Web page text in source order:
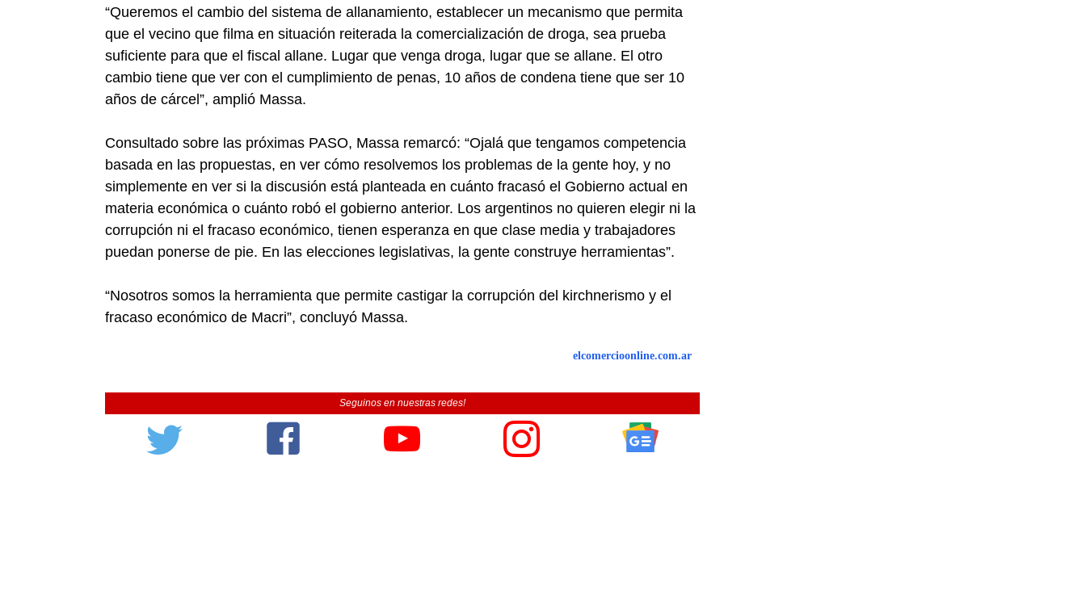
“Queremos el cambio del sistema de allanamiento, establecer un mecanismo que permita
que el vecino que filma en situación reiterada la comercialización de droga, sea prueba
suficiente para que el fiscal allane. Lugar que venga droga, lugar que se allane. El otro
cambio tiene que ver con el cumplimiento de penas, 10 años de condena tiene que ser 10
años de cárcel”, amplió Massa.
Consultado sobre las próximas PASO, Massa remarcó: “Ojalá que tengamos competencia
basada en las propuestas, en ver cómo resolvemos los problemas de la gente hoy, y no
simplemente en ver si la discusión está planteada en cuánto fracasó el Gobierno actual en
materia económica o cuánto robó el gobierno anterior. Los argentinos no quieren elegir ni la
corrupción ni el fracaso económico, tienen esperanza en que clase media y trabajadores
puedan ponerse de pie. En las elecciones legislativas, la gente construye herramientas”.
“Nosotros somos la herramienta que permite castigar la corrupción del kirchnerismo y el
fracaso económico de Macri”, concluyó Massa.
elcomercioonline.com.ar
Seguinos en nuestras redes!